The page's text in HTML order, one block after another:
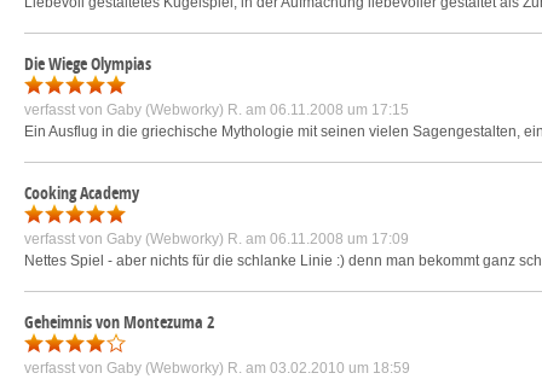
Die Wiege Olympias
verfasst von Gaby (Webworky) R. am 06.11.2008 um 17:15
Ein Ausflug in die griechische Mythologie mit seinen vielen Sagengestalten,
Cooking Academy
verfasst von Gaby (Webworky) R. am 06.11.2008 um 17:09
Nettes Spiel - aber nichts für die schlanke Linie :) denn man bekommt ganz
Geheimnis von Montezuma 2
verfasst von Gaby (Webworky) R. am 03.02.2010 um 18:59
Save and communicate